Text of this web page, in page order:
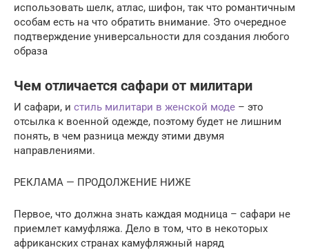
использовать шелк, атлас, шифон, так что романтичным
особам есть на что обратить внимание. Это очередное
подтверждение универсальности для создания любого
образа
Чем отличается сафари от милитари
И сафари, и стиль милитари в женской моде – это
отсылка к военной одежде, поэтому будет не лишним
понять, в чем разница между этими двумя
направлениями.
РЕКЛАМА — ПРОДОЛЖЕНИЕ НИЖЕ
Первое, что должна знать каждая модница – сафари не
приемлет камуфляжа. Дело в том, что в некоторых
африканских странах камуфляжный наряд